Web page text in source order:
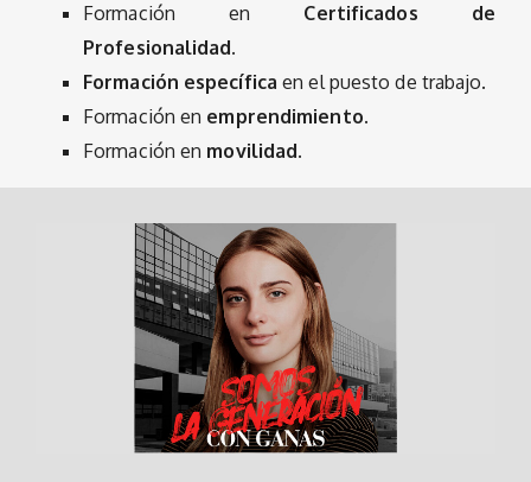
Formación en Certificados de
Profesionalidad.
Formación específicaen el puesto de trabajo.
Formación en emprendimiento.
Formación en movilidad.